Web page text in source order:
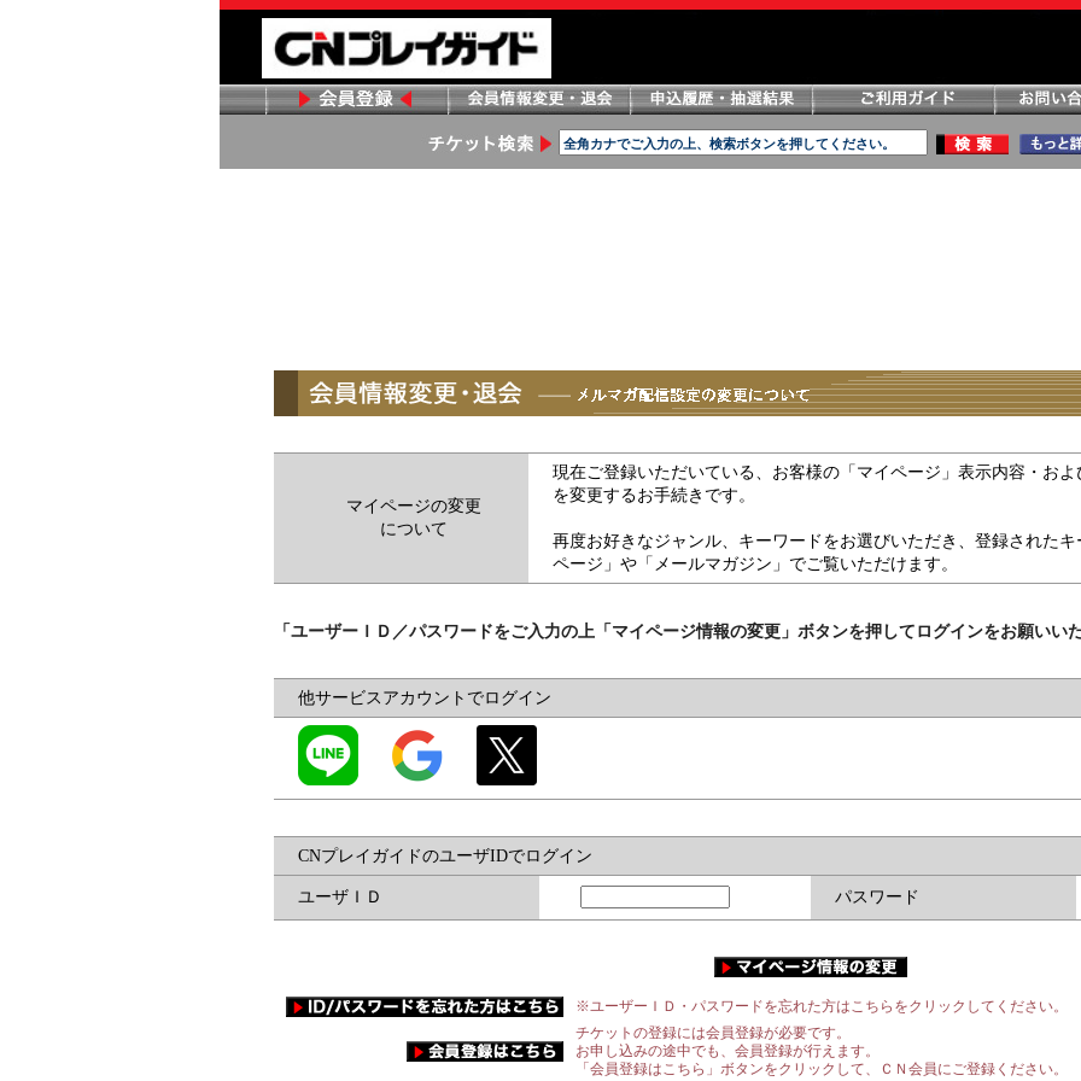
マイページの変更
について
現在ご登録いただいている、お客様の「マイページ」表示内容・お
を変更するお手続きです。
再度お好きなジャンル、キーワードをお選びいただき、登録された
ページ」や「メールマガジン」でご覧いただけます。
「ユーザーＩＤ／パスワードをご入力の上「マイページ情報の変更」ボタンを押してログインをお願いいた
他サービスアカウントでログイン
CNプレイガイドのユーザIDでログイン
ユーザＩＤ パスワード
※ユーザーＩＤ・パスワードを忘れた方はこちらをクリックしてください。
チケットの登録には会員登録が必要です。
お申し込みの途中でも、会員登録が行えます。
「会員登録はこちら」ボタンをクリックして、ＣＮ会員にご登録ください。